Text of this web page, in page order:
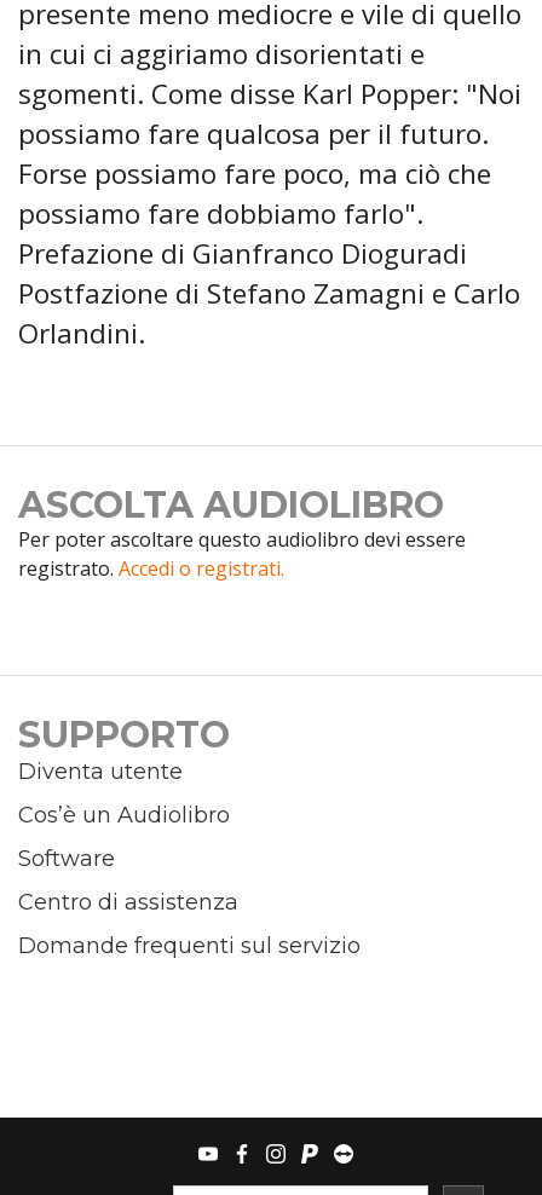
presente meno mediocre e vile di quello
in cui ci aggiriamo disorientati e
sgomenti. Come disse Karl Popper: "Noi
possiamo fare qualcosa per il futuro.
Forse possiamo fare poco, ma ciò che
possiamo fare dobbiamo farlo".
Prefazione di Gianfranco Dioguradi
Postfazione di Stefano Zamagni e Carlo
Orlandini.
ASCOLTA AUDIOLIBRO
Per poter ascoltare questo audiolibro devi essere
registrato. Accedi o registrati.
SUPPORTO
Diventa utente
Cos’è un Audiolibro
Software
Centro di assistenza
Domande frequenti sul servizio
youtubefacebook
instagram
paypalteamviewer